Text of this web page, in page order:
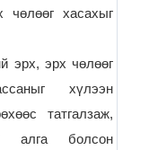
чөлөөг хасахыг
эрх, эрх чөлөөг
хүлээн
татгалзаж,
алга болсон